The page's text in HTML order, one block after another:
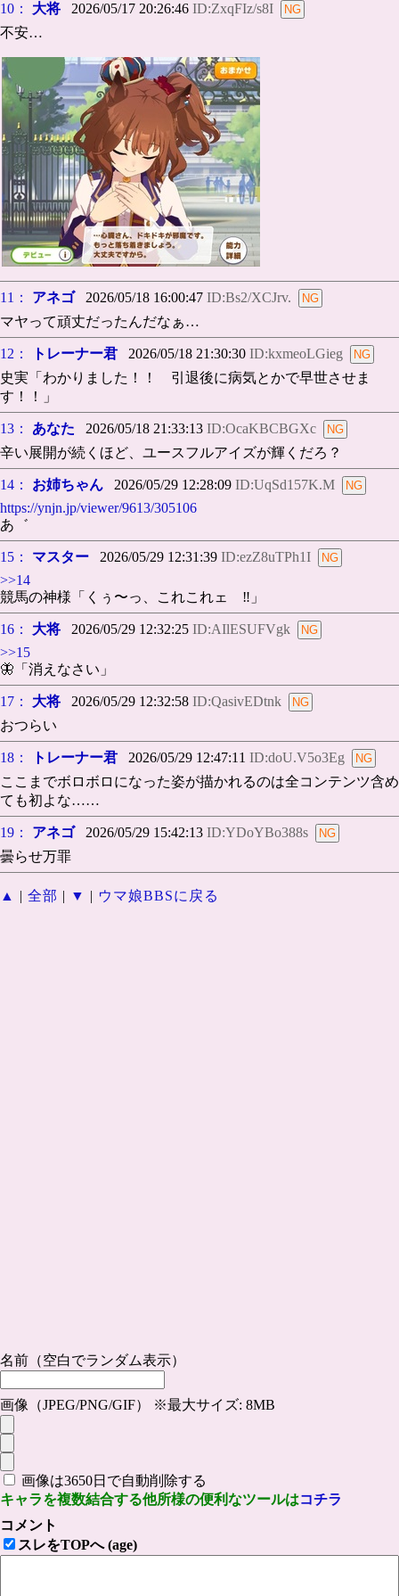
10： 大将 2026/05/17 20:26:46 ID:ZxqFIz/s8I
不安…
11： アネゴ2026/05/18 16:00:47 ID:Bs2/XCJrv.
マヤって頑丈だったんだなぁ…
12： トレーナー君 2026/05/18 21:30:30 ID:kxmeoLGieg
史実「わかりました！！ 引退後に病気とかで早世させま
す！！」
13： あなた 2026/05/18 21:33:13 ID:OcaKBCBGXc
辛い展開が続くほど、ユースフルアイズが輝くだろ？
14： お姉ちゃん 2026/05/29 12:28:09 ID:UqSd157K.M
https://ynjn.jp/viewer/9613/305106
あ゛
15： マスター 2026/05/29 12:31:39 ID:ezZ8uTPh1I
>>14
競馬の神様「くぅ〜っ、これこれェ゙‼️」
16： 大将 2026/05/29 12:32:25 ID:AIlESUFVgk
>>15
🦋「消えなさい」
17： 大将 2026/05/29 12:32:58 ID:QasivEDtnk
おつらい
18： トレーナー君 2026/05/29 12:47:11 ID:doU.V5o3Eg
ここまでボロボロになった姿が描かれるのは全コンテンツ含め
ても初よな……
19： アネゴ2026/05/29 15:42:13 ID:YDoYBo388s
曇らせ万罪
▲ | 全部 | ▼ | ウマ娘BBSに戻る
名前（空白でランダム表示）
画像（JPEG/PNG/GIF） ※最大サイズ: 8MB
画像は3650日で自動削除する
キャラを複数結合する他所様の便利なツールはコチラ
コメント
スレをTOPへ (age)